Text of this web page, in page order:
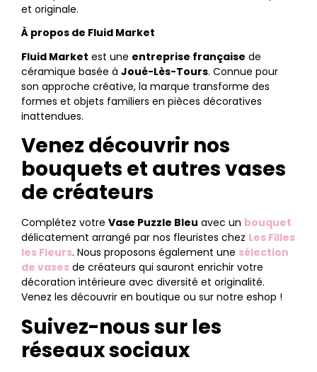
et originale.
À propos de Fluid Market
Fluid Market est une entreprise française de
céramique basée à Joué-Lès-Tours. Connue pour
son approche créative, la marque transforme des
formes et objets familiers en pièces décoratives
inattendues.
Venez découvrir nos
bouquets et autres vases
de créateurs
Complétez votre Vase Puzzle Bleu avec un bouquet
délicatement arrangé par nos fleuristes chez Les Filles
les Fleurs. Nous proposons également une sélection
de vases de créateurs qui sauront enrichir votre
décoration intérieure avec diversité et originalité.
Venez les découvrir en boutique ou sur notre eshop !
Suivez-nous sur les
réseaux sociaux